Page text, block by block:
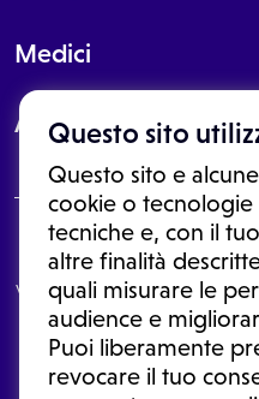
Questo sito
Questo sito e
cookie o tecnologie
tecniche e, con il
altre finalità
quali misurare le
audience e
Puoi liberamente
revocare il tuo
Medici
About
Le informazioni proposte in
In nessun caso, queste
visita o una diagnosi formulata
le informazioni disponibili
una diagnosi, la
sospensione di un farmaco
medicina